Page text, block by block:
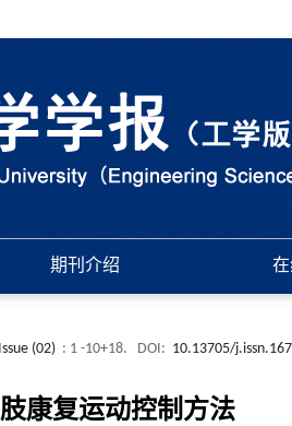
期刊介绍 在
Issue (02) : 1 -10+18. DOI: 10.13705/
康复运动控制方法